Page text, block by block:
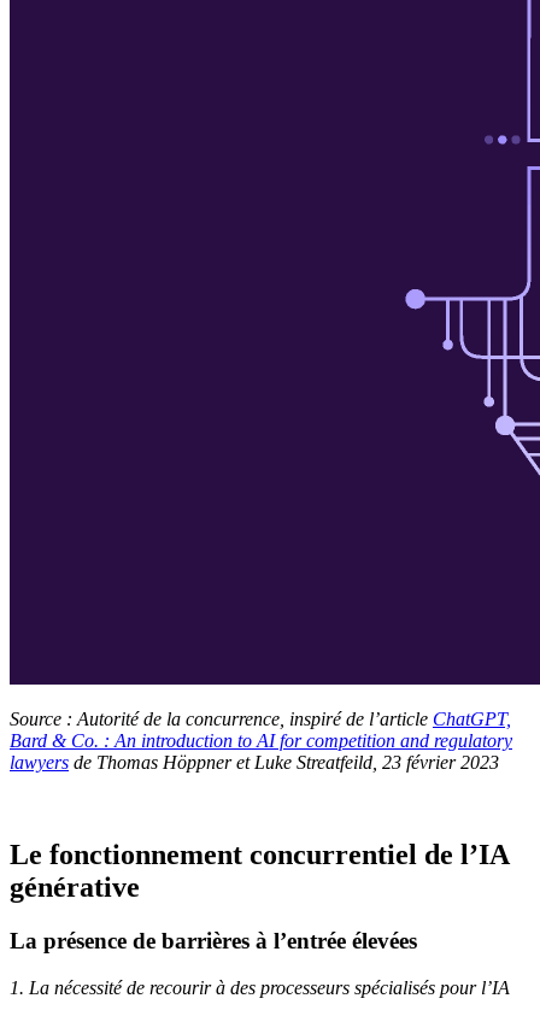
Source : Autorité de la concurrence, inspiré de l’article ChatGPT,
Bard & Co. : An introduction to AI for competition and regulatory
lawyers de Thomas Höppner et Luke Streatfeild, 23 février 2023
Le fonctionnement concurrentiel de l’IA
générative
La présence de barrières à l’entrée élevées
1. La nécessité de recourir à des processeurs spécialisés pour l’IA